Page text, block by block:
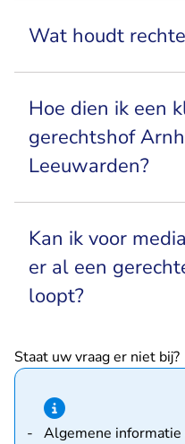
Wat houdt
Hoe dien ik een
gerechtshof
Leeuwarden?
Kan ik voor
er al een
loopt?
Staat uw vraag er niet bij?
Hint van type
Algemene